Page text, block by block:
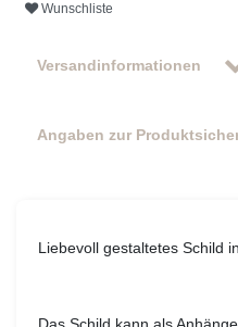
Wunschliste
Versandinformationen
Angaben zur
Liebevoll gestaltetes Schild
Das Schild kann als